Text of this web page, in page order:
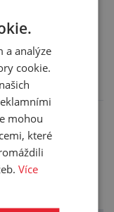
parametry
60684-
a analýze
cookie.
mohou
které
Více